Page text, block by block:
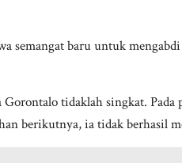
semangat baru untuk
tidaklah singkat. Pada
berikutnya, ia tidak berhasil